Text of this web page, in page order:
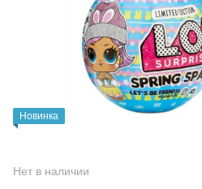
Новинка
Нет в наличии